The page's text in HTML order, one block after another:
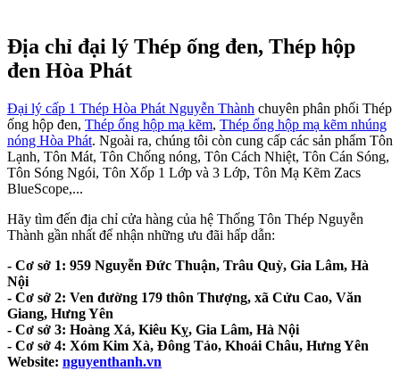
Địa chỉ đại lý Thép ống đen, Thép hộp
đen Hòa Phát
Đại lý cấp 1 Thép Hòa Phát Nguyễn Thành chuyên phân phối Thép
ống hộp đen, Thép ống hộp mạ kẽm, Thép ống hộp mạ kẽm nhúng
nóng Hòa Phát. Ngoài ra, chúng tôi còn cung cấp các sản phẩm Tôn
Lạnh, Tôn Mát, Tôn Chống nóng, Tôn Cách Nhiệt, Tôn Cán Sóng,
Tôn Sóng Ngói, Tôn Xốp 1 Lớp và 3 Lớp, Tôn Mạ Kẽm Zacs
BlueScope,...
Hãy tìm đến địa chỉ cửa hàng của hệ Thống Tôn Thép Nguyễn
Thành gần nhất để nhận những ưu đãi hấp dẫn:
- Cơ sở 1: 959 Nguyễn Đức Thuận, Trâu Quỳ, Gia Lâm, Hà
Nội
- Cơ sở 2: Ven đường 179 thôn Thượng, xã Cửu Cao, Văn
Giang, Hưng Yên
- Cơ sở 3: Hoàng Xá, Kiêu Kỵ, Gia Lâm, Hà Nội
- Cơ sở 4: Xóm Kim Xà, Đông Tảo, Khoái Châu, Hưng Yên
Website: nguyenthanh.vn